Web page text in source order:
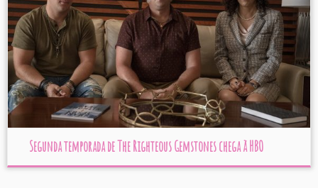
Segunda temporada de The Righteous Gemstones chega à HBO